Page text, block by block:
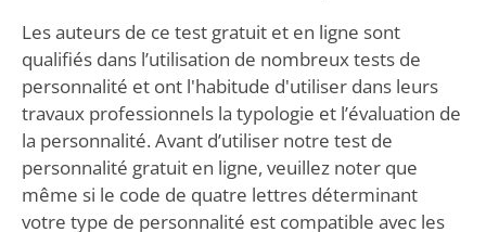
Les auteurs de ce test gratuit et en ligne sont
qualifiés dans l’utilisation de nombreux tests de
personnalité et ont l'habitude d'utiliser dans leurs
travaux professionnels la typologie et l’évaluation de
la personnalité. Avant d’utiliser notre test de
personnalité gratuit en ligne, veuillez noter que
même si le code de quatre lettres déterminant
votre type de personnalité est compatible avec les